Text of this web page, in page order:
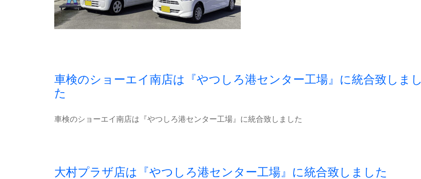
車検のショーエイ南店は『やつしろ港センター工場』に統合致しまし
た
車検のショーエイ南店は『やつしろ港センター工場』に統合致しました
大村プラザ店は『やつしろ港センター工場』に統合致しました